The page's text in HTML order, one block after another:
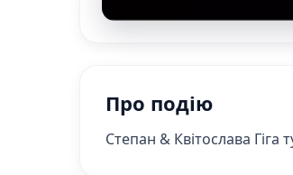
Про подію
Степан & Квітослава